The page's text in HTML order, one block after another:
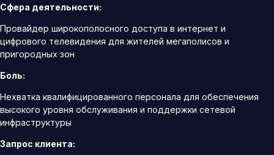
Сфера деятельности:
Провайдер широкополосного доступа в интернет и
цифрового телевидения для жителей мегаполисов и
пригородных зон
Боль:
Нехватка квалифицированного персонала для обеспечения
высокого уровня обслуживания и поддержки сетевой
инфраструктуры
Запрос клиента: